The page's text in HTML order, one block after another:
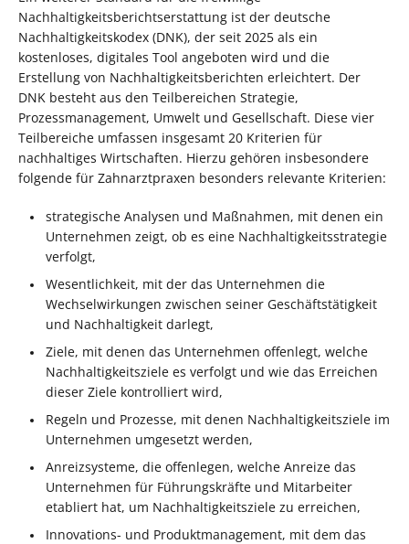
Nachhaltigkeitsberichtserstattung ist der deutsche
Nachhaltigkeitskodex (DNK), der seit 2025 als ein
kostenloses, digitales Tool angeboten wird und die
Erstellung von Nachhaltigkeitsberichten erleichtert. Der
DNK besteht aus den Teilbereichen Strategie,
Prozessmanagement, Umwelt und Gesellschaft. Diese vier
Teilbereiche umfassen insgesamt 20 Kriterien für
nachhaltiges Wirtschaften. Hierzu gehören insbesondere
folgende für Zahnarztpraxen besonders relevante Kriterien:
strategische Analysen und Maßnahmen, mit denen ein
Unternehmen zeigt, ob es eine Nachhaltigkeitsstrategie
verfolgt,
Wesentlichkeit, mit der das Unternehmen die
Wechselwirkungen zwischen seiner Geschäftstätigkeit
und Nachhaltigkeit darlegt,
Ziele, mit denen das Unternehmen offenlegt, welche
Nachhaltigkeitsziele es verfolgt und wie das Erreichen
dieser Ziele kontrolliert wird,
Regeln und Prozesse, mit denen Nachhaltigkeitsziele im
Unternehmen umgesetzt werden,
Anreizsysteme, die offenlegen, welche Anreize das
Unternehmen für Führungskräfte und Mitarbeiter
etabliert hat, um Nachhaltigkeitsziele zu erreichen,
Innovations- und Produktmanagement, mit dem das